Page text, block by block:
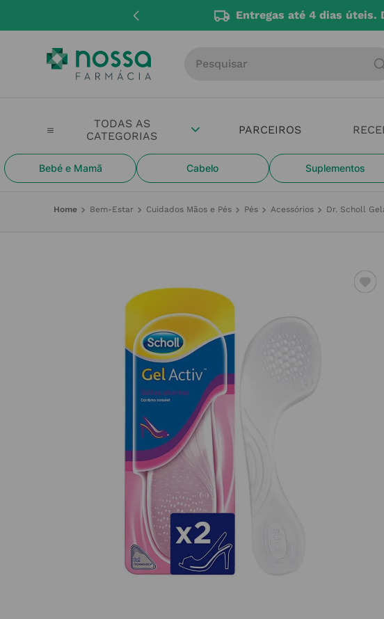
Entregas até 4 dias úteis.
PARCEIROS
Bebé e Mamã Cabelo Suplementos
Bem-Estar Cuidados Mãos e Pés Pés Acessórios Dr. Scholl